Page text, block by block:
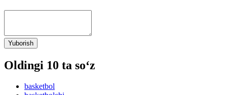
Yuborish
Oldingi 10 ta so‘z
basketbol